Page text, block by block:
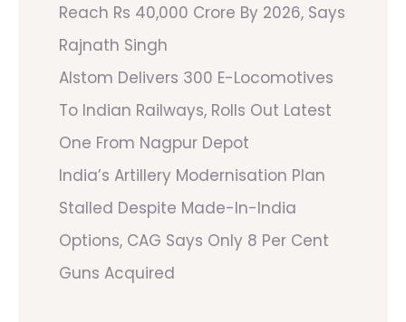
Reach Rs 40,000 Crore By 2026, Says
Rajnath Singh
Alstom Delivers 300 E-Locomotives
To Indian Railways, Rolls Out Latest
One From Nagpur Depot
India’s Artillery Modernisation Plan
Stalled Despite Made-In-India
Options, CAG Says Only 8 Per Cent
Guns Acquired